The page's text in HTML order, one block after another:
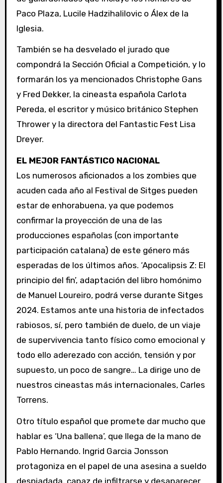
Paco Plaza, Lucile Hadzihalilovic o Álex de la
Iglesia.
También se ha desvelado el jurado que
compondrá la Sección Oficial a Competición, y lo
formarán los ya mencionados Christophe Gans
y Fred Dekker, la cineasta española Carlota
Pereda, el escritor y músico británico Stephen
Thrower y la directora del Fantastic Fest Lisa
Dreyer.
EL MEJOR FANTÁSTICO NACIONAL
Los numerosos aficionados a los zombies que
acuden cada año al Festival de Sitges pueden
estar de enhorabuena, ya que podemos
confirmar la proyección de una de las
producciones españolas (con importante
participación catalana) de este género más
esperadas de los últimos años. ‘Apocalipsis Z: El
principio del fin’, adaptación del libro homónimo
de Manuel Loureiro, podrá verse durante Sitges
2024. Estamos ante una historia de infectados
rabiosos, sí, pero también de duelo, de un viaje
de supervivencia tanto físico como emocional y
todo ello aderezado con acción, tensión y por
supuesto, un poco de sangre… La dirige uno de
nuestros cineastas más internacionales, Carles
Torrens.
Otro título español que promete dar mucho que
hablar es ‘Una ballena’, que llega de la mano de
Pablo Hernando. Ingrid Garcia Jonsson
protagoniza en el papel de una asesina a sueldo